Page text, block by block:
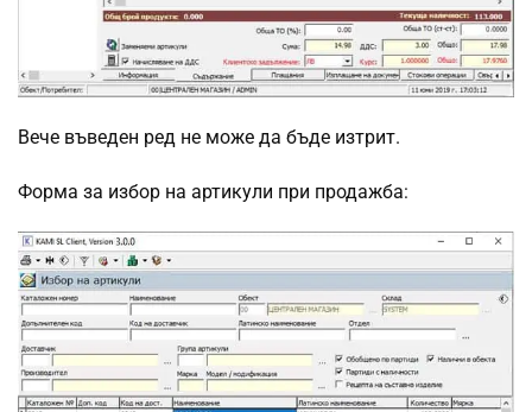
Вече въведен ред не може да бъде изтрит.
Форма за избор на артикули при продажба: